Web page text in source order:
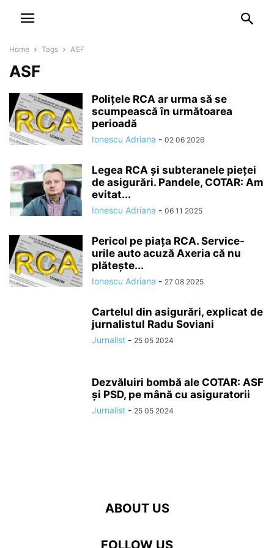
Home Tags ASF
ASF
Polițele RCA ar urma să se
scumpească în următoarea
perioadă
Ionescu Adriana - 02 06 2026
Legea RCA și subteranele pieței
de asigurări. Pandele, COTAR: Am
evitat...
Ionescu Adriana - 06 11 2025
Pericol pe piața RCA. Service-
urile auto acuză Axeria că nu
plătește...
Ionescu Adriana - 27 08 2025
Cartelul din asigurări, explicat de
jurnalistul Radu Soviani
Jurnalist - 25 05 2024
Dezvăluiri bombă ale COTAR: ASF
și PSD, pe mână cu asiguratorii
Jurnalist - 25 05 2024
ABOUT US
FOLLOW US